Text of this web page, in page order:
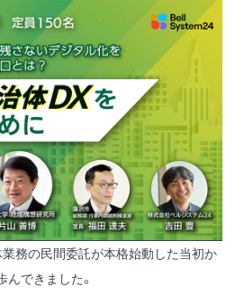
務の民間委託が本格始動した当初か
んできました。